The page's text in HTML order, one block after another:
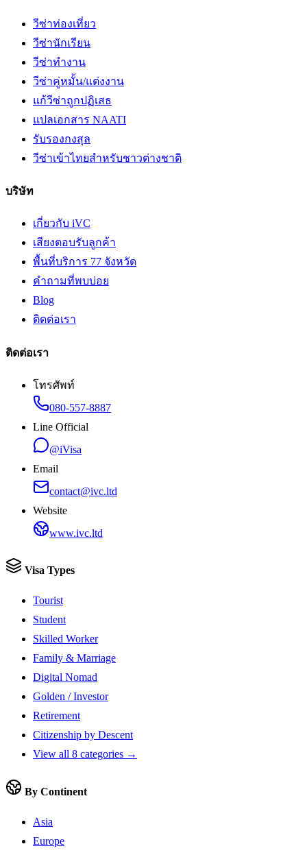
วีซ่าท่องเที่ยว
วีซ่านักเรียน
วีซ่าทำงาน
วีซ่าคู่หมั้น/แต่งงาน
แก้วีซ่าถูกปฏิเสธ
แปลเอกสาร NAATI
รับรองกงสุล
วีซ่าเข้าไทยสำหรับชาวต่างชาติ
บริษัท
เกี่ยวกับ iVC
เสียงตอบรับลูกค้า
พื้นที่บริการ 77 จังหวัด
คำถามที่พบบ่อย
Blog
ติดต่อเรา
ติดต่อเรา
โทรศัพท์
080-557-8887
Line Official
@iVisa
Email
contact@ivc.ltd
Website
www.ivc.ltd
Visa Types
Tourist
Student
Skilled Worker
Family & Marriage
Digital Nomad
Golden / Investor
Retirement
Citizenship by Descent
View all 8 categories →
By Continent
Asia
Europe